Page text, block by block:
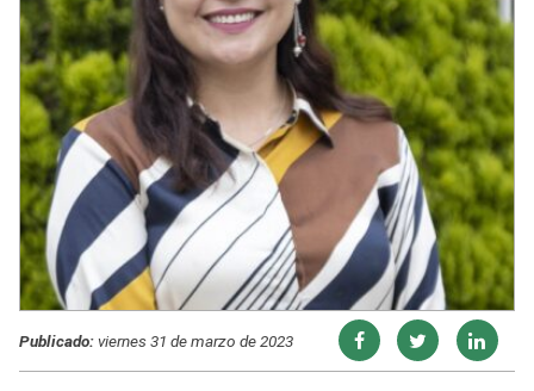
Publicado:viernes 31 de marzo de 2023